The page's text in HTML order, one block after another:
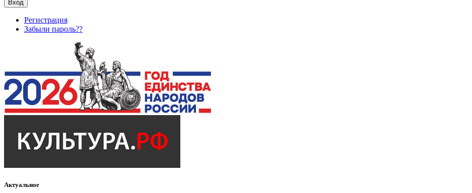
Регистрация
Забыли пароль??
Актуальное